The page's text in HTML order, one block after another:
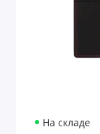
На складе